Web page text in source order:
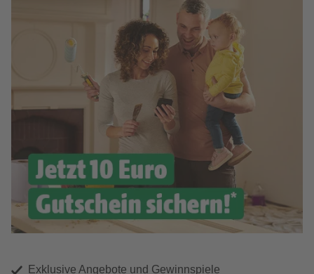
Exklusive Angebote und Gewinnspiele